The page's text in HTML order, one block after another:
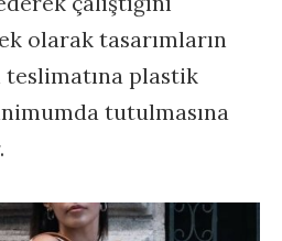
olarak tasarımların
plastik
tutulmasına